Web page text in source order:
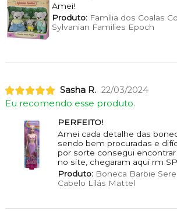
Amei!
Produto:Família dos Coalas
Sylvanian Families Epoch
Sasha R. 22/03/2024
Eu recomendo esse produto.
PERFEITO!
Amei cada detalhe das
sendo bem procuradas e
por sorte consegui
no site, chegaram aqui rm
Produto:Boneca Barbie
Cabelo Lilás Mattel